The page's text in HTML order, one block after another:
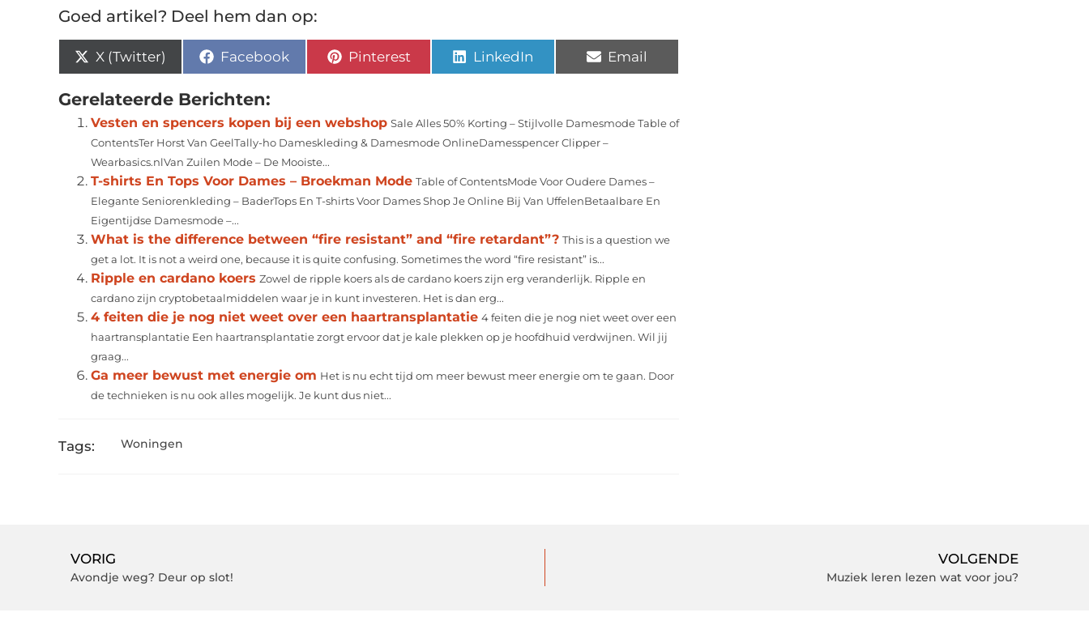
Goed artikel? Deel hem dan op:
X (Twitter) Facebook Pinterest LinkedIn Email
Gerelateerde Berichten:
Vesten en spencers kopen bij een webshop Sale Alles 50% Korting – Stijlvolle Damesmode Table of
ContentsTer Horst Van GeelTally-ho Dameskleding & Damesmode OnlineDamesspencer Clipper –
Wearbasics.nlVan Zuilen Mode – De Mooiste...
T-shirts En Tops Voor Dames – Broekman Mode Table of ContentsMode Voor Oudere Dames –
Elegante Seniorenkleding – BaderTops En T-shirts Voor Dames Shop Je Online Bij Van UffelenBetaalbare En
Eigentijdse Damesmode –...
What is the difference between “fire resistant” and “fire retardant”? This is a question we
get a lot. It is not a weird one, because it is quite confusing. Sometimes the word “fire resistant” is...
Ripple en cardano koers Zowel de ripple koers als de cardano koers zijn erg veranderlijk. Ripple en
cardano zijn cryptobetaalmiddelen waar je in kunt investeren. Het is dan erg...
4 feiten die je nog niet weet over een haartransplantatie 4 feiten die je nog niet weet over een
haartransplantatie Een haartransplantatie zorgt ervoor dat je kale plekken op je hoofdhuid verdwijnen. Wil jij
graag...
Ga meer bewust met energie om Het is nu echt tijd om meer bewust meer energie om te gaan. Door
de technieken is nu ook alles mogelijk. Je kunt dus niet...
Tags: Woningen
VORIG
Avondje weg? Deur op slot!
VOLGENDE
Muziek leren lezen wat voor jou?